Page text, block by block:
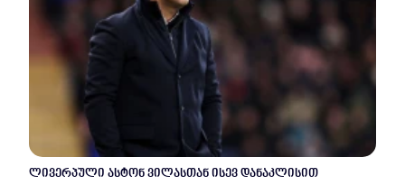
ლივერპული ასტონ ვილასთან ისევ დანაკლისით